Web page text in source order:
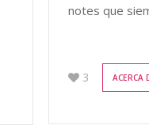
notes que
3 ACERCA